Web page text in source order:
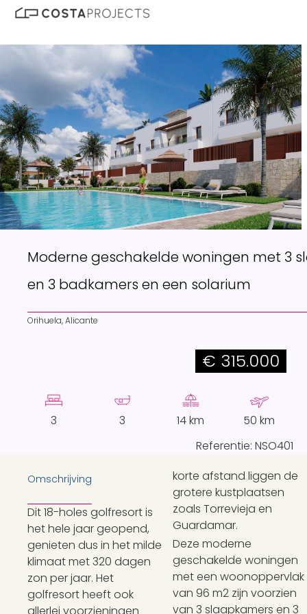
Moderne geschakelde woningen met 3
en 3 badkamers en een solarium
Orihuela, Alicante
€ 315.000
3 3 14 km
50 km
Referentie: NSO401
Omschrijving
Dit 18-holes golfresort is
het hele jaar geopend,
genieten dus in het milde
klimaat met 320 dagen
zon per jaar. Het
golfresort heeft ook
korte afstand liggen de
grotere kustplaatsen
zoals Torrevieja en
Guardamar.
Deze moderne
geschakelde woningen
met een woonoppervlak
van 96 m2 zijn voorzien
van 3 slaapkamers en 3
Kenmerken woning